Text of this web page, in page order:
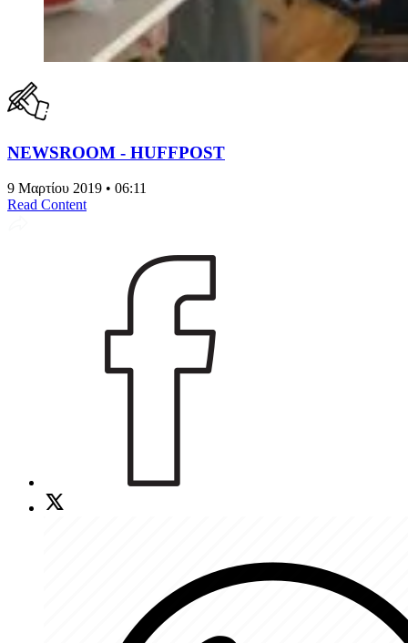
NEWSROOM - HUFFPOST
9 Μαρτίου 2019 • 06:11
Read Content